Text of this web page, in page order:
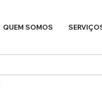
QUEM SOMOS